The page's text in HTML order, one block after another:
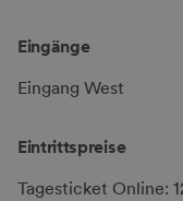
Eingänge
Eingang West
Eintrittspreise
Tagesticket Online: